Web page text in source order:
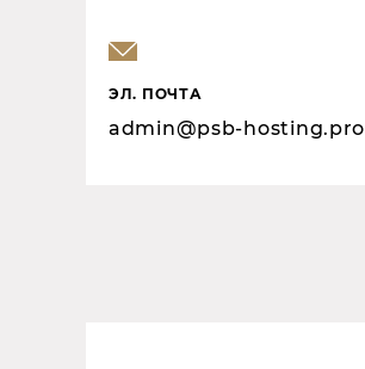
ЭЛ. ПОЧТА
admin@psb-hosting.pro